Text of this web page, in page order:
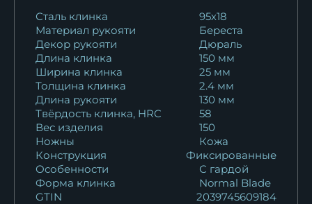
Нож Рыбак 2 сталь сталь
кованая х12мф...
13 551
Нож Рыбак 2 сталь кованая
х12мф...
13 551₽
Нож Рыбак 2 дамаск береста
11 625
Нож Рыбак 2 ELMAX береста
Сталь клинка
95х18
Материал рукояти
Береста
Декор рукояти
Дюраль
Длина клинка
150 мм
Ширина клинка
25 мм
Толщина клинка
2.4 мм
Длина рукояти
130 мм
Твёрдость клинка, HRC
58
Вес изделия
150
Ножны
Кожа
Конструкция
Фиксированные
Особенности
С гардой
Форма клинка
Normal Blade
GTIN
2039745609184